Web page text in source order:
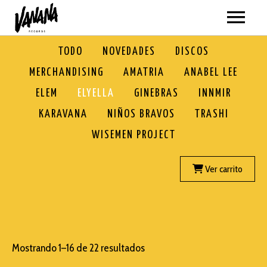
ARTISTAS
VER TODO
AMATRIA
ELYELLA
VÍDEOS
TODOS
ELEM
GIRAS
TODO NOVEDADES
DISCOS
MERCHANDISING
AMATRIA
ANABEL LEE
ELEM
ELYELLA GINEBRAS
INNMIR
KARAVANA
NIÑOS BRAVOS
TRASHI
WISEMEN PROJECT
Ver carrito
Mostrando 1–16 de 22 resultados